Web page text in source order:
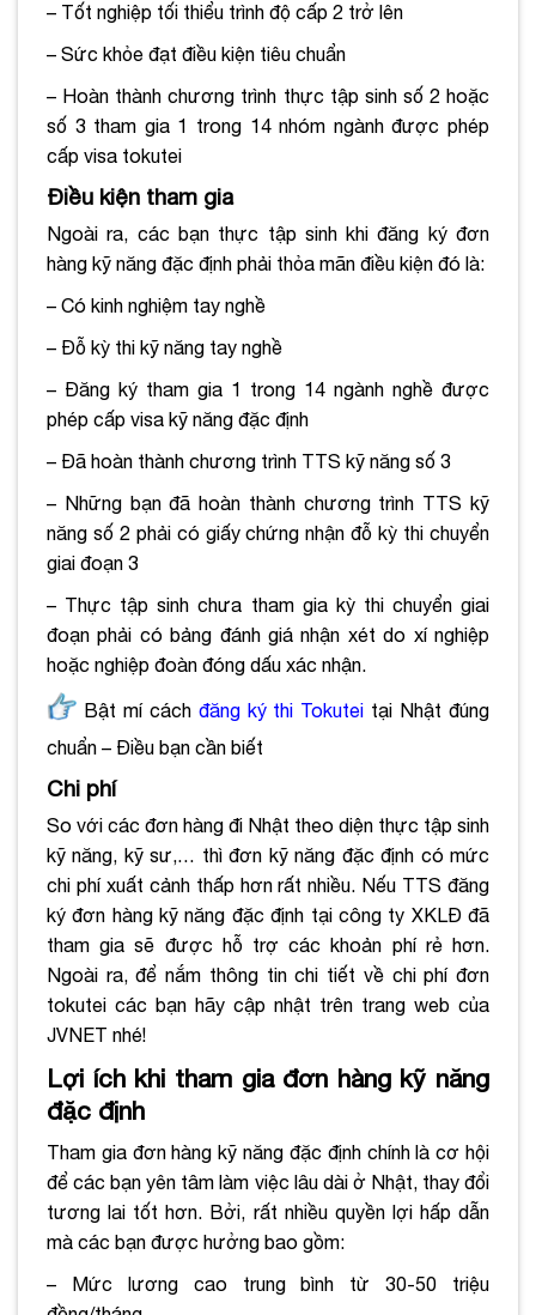
– Tốt nghiệp tối thiểu trình độ cấp 2 trở lên
– Sức khỏe đạt điều kiện tiêu chuẩn
– Hoàn thành chương trình thực tập sinh số 2 hoặc
số 3 tham gia 1 trong 14 nhóm ngành được phép
cấp visa tokutei
Điều kiện tham gia
Ngoài ra, các bạn thực tập sinh khi đăng ký đơn
hàng kỹ năng đặc định phải thỏa mãn điều kiện đó là:
– Có kinh nghiệm tay nghề
– Đỗ kỳ thi kỹ năng tay nghề
– Đăng ký tham gia 1 trong 14 ngành nghề được
phép cấp visa kỹ năng đặc định
– Đã hoàn thành chương trình TTS kỹ năng số 3
– Những bạn đã hoàn thành chương trình TTS kỹ
năng số 2 phải có giấy chứng nhận đỗ kỳ thi chuyển
giai đoạn 3
– Thực tập sinh chưa tham gia kỳ thi chuyển giai
đoạn phải có bảng đánh giá nhận xét do xí nghiệp
hoặc nghiệp đoàn đóng dấu xác nhận.
Bật mí cách đăng ký thi Tokutei tại Nhật đúng
chuẩn – Điều bạn cần biết
Chi phí
So với các đơn hàng đi Nhật theo diện thực tập sinh
kỹ năng, kỹ sư,… thì đơn kỹ năng đặc định có mức
chi phí xuất cảnh thấp hơn rất nhiều. Nếu TTS đăng
ký đơn hàng kỹ năng đặc định tại công ty XKLĐ đã
tham gia sẽ được hỗ trợ các khoản phí rẻ hơn.
Ngoài ra, để nắm thông tin chi tiết về chi phí đơn
tokutei các bạn hãy cập nhật trên trang web của
JVNET nhé!
Lợi ích khi tham gia đơn hàng kỹ năng
đặc định
Tham gia đơn hàng kỹ năng đặc định chính là cơ hội
để các bạn yên tâm làm việc lâu dài ở Nhật, thay đổi
tương lai tốt hơn. Bởi, rất nhiều quyền lợi hấp dẫn
mà các bạn được hưởng bao gồm:
– Mức lương cao trung bình từ 30-50 triệu